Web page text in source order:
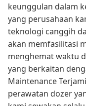
keunggulan dalam
yang perusahaan
teknologi canggih
akan memfasilitasi
menghemat waktu
yang berkaitan
Maintenance
perawatan dozer